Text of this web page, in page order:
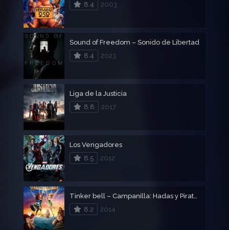
8.4
2003
Sound of Freedom – Sonido de Libertad
8.4
2023
Liga de la Justicia
8.8
2017
Los Vengadores
8.5
2012
Tinker bell – Campanilla: Hadas y Piratas – Tinkerbell
8.2
2014